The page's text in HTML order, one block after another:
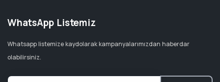
WhatsApp Listemiz
Whatsapp listemize kaydolarak kampanyalarımızdan haberdar
olabilirsiniz.